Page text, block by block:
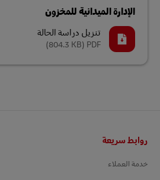
الإدارة الميدانية للمخزون
تنزيل دراسة الحالة
PDF
(804.3 KB)
روابط سريعة
خدمة العملاء